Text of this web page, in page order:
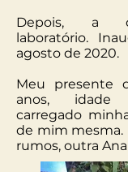
​Depois, a
laboratório.
agosto de 2020.
Meu presente
anos, idade
carregado
de mim mesma.
rumos, outra